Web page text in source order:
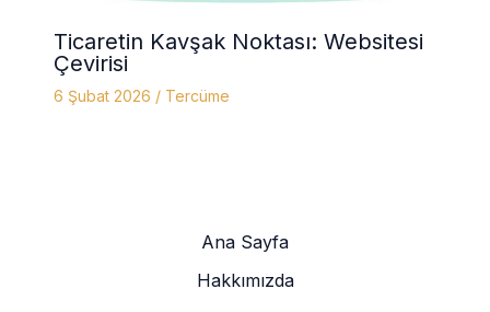
Ticaretin Kavşak Noktası: Websitesi
Çevirisi
6 Şubat 2026 / Tercüme
Ana Sayfa
Hakkımızda